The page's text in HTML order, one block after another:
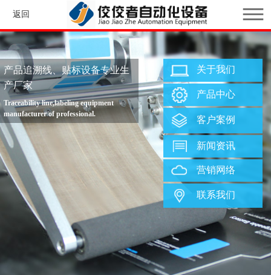
返回
产品追溯线、贴标设备专业生
产厂家
Traceability line,labeling equipment
manufacturer of professional.
关于我们
产品中心
客户案例
新闻资讯
营销网络
联系我们